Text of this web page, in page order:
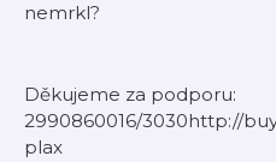
nemrkl?
Děkujeme za podporu:
2990860016/3030http://
plax